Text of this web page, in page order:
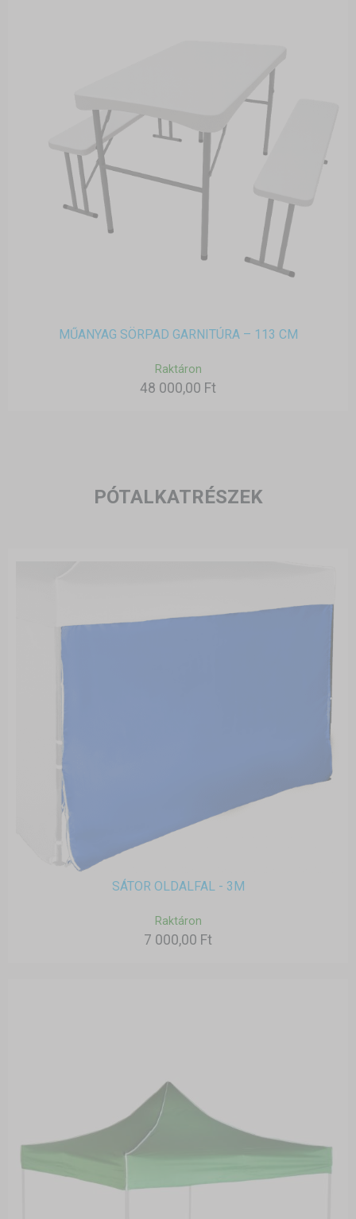
MŰANYAG SÖRPAD GARNITÚRA – 113 CM
Raktáron
48 000,00 Ft
PÓTALKATRÉSZEK
SÁTOR OLDALFAL - 3M
Raktáron
7 000,00 Ft